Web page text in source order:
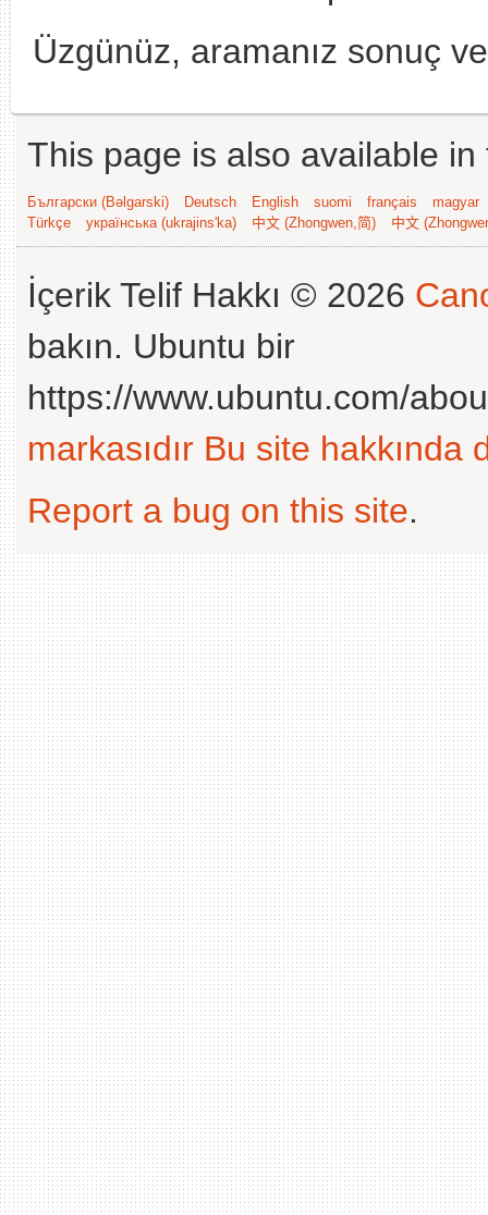
Üzgünüz, aramanız sonuç
This page is also available
Български (Bəlgarski) Deutsch English suomi français
magyar
Türkçe
українська (ukrajins'ka) 中文 (Zhongwen,简) 中文
İçerik Telif Hakkı © 2026
bakın. Ubuntu bir
https://www.ubuntu.com/
markasıdır Bu site hakkında
Report a bug on this site.